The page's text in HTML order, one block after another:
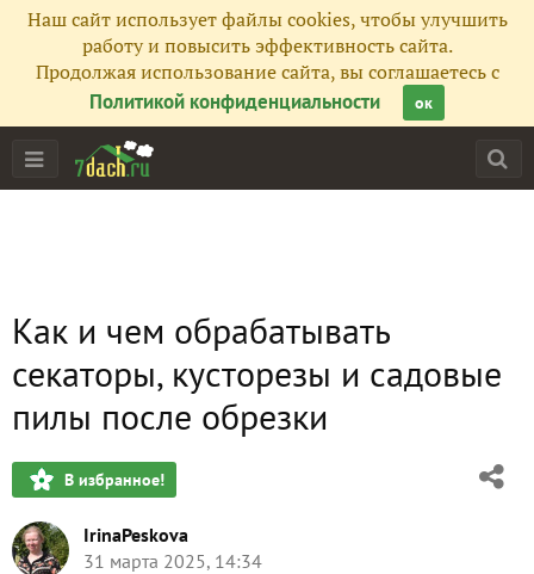
Наш сайт использует файлы cookies, чтобы улучшить
работу и повысить эффективность сайта.
Продолжая использование сайта, вы соглашаетесь с
Политикой конфиденциальности
ок
Как и чем обрабатывать
секаторы, кусторезы и садовые
пилы после обрезки
В избранное!
IrinaPeskova
31 марта 2025, 14:34